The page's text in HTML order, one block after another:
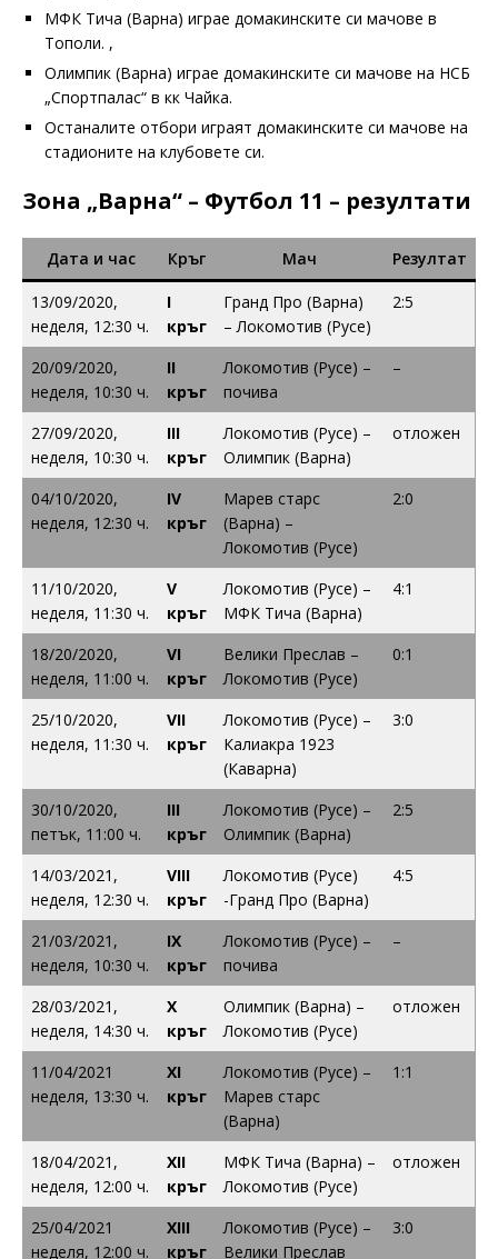
МФК Тича (Варна) играе домакинските си мачове в
Тополи. ,
Олимпик (Варна) играе домакинските си мачове на НСБ
„Спортпалас“ в кк Чайка.
Останалите отбори играят домакинските си мачове на
стадионите на клубовете си.
Зона „Варна“ – Футбол 11 – резултати
Дата и час Кръг Мач Резултат
13/09/2020,
неделя, 12:30 ч.
I
кръг
Гранд Про (Варна)
– Локомотив (Русе)
2:5
20/09/2020,
неделя, 10:30 ч.
II
кръг
Локомотив (Русе) –
почива
–
27/09/2020,
неделя, 10:30 ч.
III
кръг
Локомотив (Русе) –
Олимпик (Варна)
отложен
04/10/2020,
неделя, 12:30 ч.
IV
кръг
Марев старс
(Варна) –
Локомотив (Русе)
2:0
11/10/2020,
неделя, 11:30 ч.
V
кръг
Локомотив (Русе) –
МФК Тича (Варна)
4:1
18/20/2020,
неделя, 11:00 ч.
VI
кръг
Велики Преслав –
Локомотив (Русе)
0:1
25/10/2020,
неделя, 11:30 ч.
VII
кръг
Локомотив (Русе) –
Калиакра 1923
(Каварна)
3:0
30/10/2020,
петък, 11:00 ч.
III
кръг
Локомотив (Русе) –
Олимпик (Варна)
2:5
14/03/2021,
неделя, 12:30 ч.
VIII
кръг
Локомотив (Русе)
-Гранд Про (Варна)
4:5
21/03/2021,
неделя, 10:30 ч.
IX
кръг
Локомотив (Русе) –
почива
–
28/03/2021,
неделя, 14:30 ч.
X
кръг
Олимпик (Варна) –
Локомотив (Русе)
отложен
11/04/2021
неделя, 13:30 ч.
XI
кръг
Локомотив (Русе) –
Марев старс
(Варна)
1:1
18/04/2021,
неделя, 12:00 ч.
XII
кръг
МФК Тича (Варна) –
Локомотив (Русе)
отложен
25/04/2021
неделя, 12:00 ч.
XIII
кръг
Локомотив (Русе) –
Велики Преслав
3:0